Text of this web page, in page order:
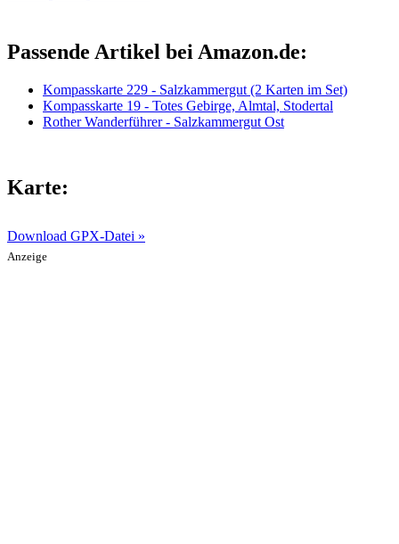
Passende Artikel bei Amazon.de:
Kompasskarte 229 - Salzkammergut (2 Karten im Set)
Kompasskarte 19 - Totes Gebirge, Almtal, Stodertal
Rother Wanderführer - Salzkammergut Ost
Karte:
Download GPX-Datei »
Anzeige